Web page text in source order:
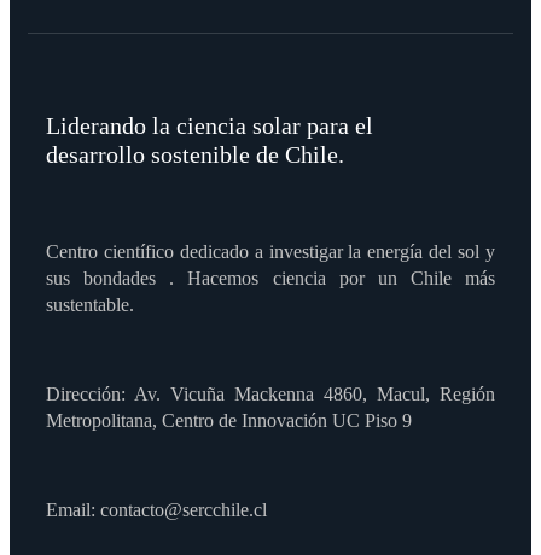
Liderando la ciencia solar para el
desarrollo sostenible de Chile.
Centro científico dedicado a investigar la energía del sol y
sus bondades . Hacemos ciencia por un Chile más
sustentable.
Dirección: Av. Vicuña Mackenna 4860, Macul, Región
Metropolitana, Centro de Innovación UC Piso 9
Email: contacto@sercchile.cl